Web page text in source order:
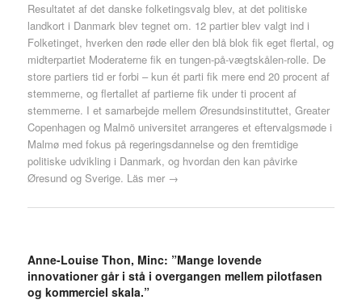
Resultatet af det danske folketingsvalg blev, at det politiske
landkort i Danmark blev tegnet om. 12 partier blev valgt ind i
Folketinget, hverken den røde eller den blå blok fik eget flertal, og
midterpartiet Moderaterne fik en tungen-på-vægtskålen-rolle. De
store partiers tid er forbi – kun ét parti fik mere end 20 procent af
stemmerne, og flertallet af partierne fik under ti procent af
stemmerne. I et samarbejde mellem Øresundsinstituttet, Greater
Copenhagen og Malmö universitet arrangeres et eftervalgsmøde i
Malmø med fokus på regeringsdannelse og den fremtidige
politiske udvikling i Danmark, og hvordan den kan påvirke
Øresund og Sverige. Läs mer →
Anne-Louise Thon, Minc: ”Mange lovende
innovationer går i stå i overgangen mellem pilotfasen
og kommerciel skala.”